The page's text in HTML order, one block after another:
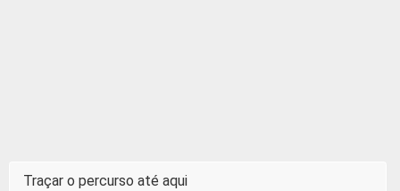
Traçar o percurso até aqui